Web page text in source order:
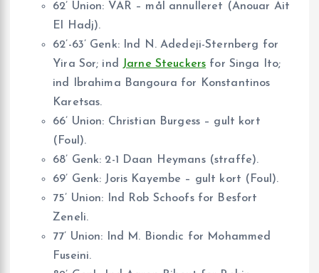
62’ Union: VAR – mål annulleret (Anouar Ait
El Hadj).
62’-63’ Genk: Ind N. Adedeji-Sternberg for
Yira Sor; ind
Jarne Steuckers for Singa Ito;
ind Ibrahima Bangoura for Konstantinos
Karetsas.
66’ Union: Christian Burgess – gult kort
(Foul).
68’ Genk: 2-1 Daan Heymans (straffe).
69’ Genk: Joris Kayembe – gult kort (Foul).
75’ Union: Ind Rob Schoofs for Besfort
Zeneli.
77’ Union: Ind M. Biondic for Mohammed
Fuseini.